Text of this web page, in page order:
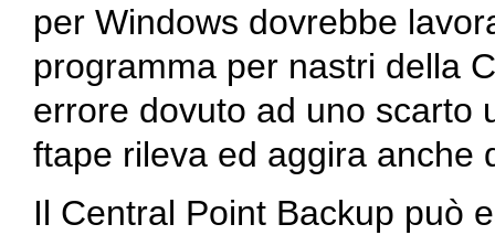
per Windows dovrebbe
programma per nastri della
errore dovuto ad uno scarto
ftape rileva ed aggira anche
Il Central Point Backup può